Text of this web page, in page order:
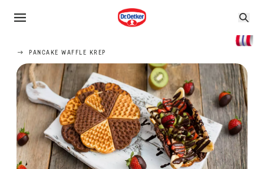
PANCAKE WAFFLE KREP